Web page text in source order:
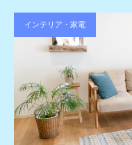
インテリア・家電